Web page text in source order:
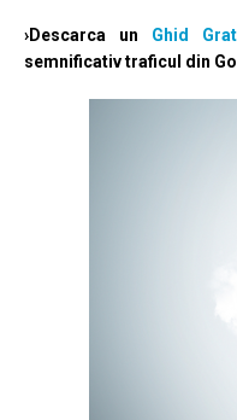
›Descarca un Ghid
semnificativ traficul din